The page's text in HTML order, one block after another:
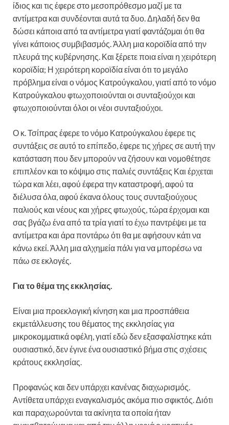
ίδιος και τις έφερε στο μεσοπρόθεσμο μαζί με τα
αντίμετρα και συνδέονται αυτά τα δυο. Δηλαδή δεν θα
δώσει κάποια από τα αντίμετρα γιατί φαντάζομαι ότι θα
γίνει κάποιος συμβιβασμός. Άλλη μια κοροϊδία από την
πλευρά της κυβέρνησης. Και ξέρετε ποια είναι η χειρότερη
κοροϊδία; Η χειρότερη κοροϊδία είναι ότι το μεγάλο
πρόβλημα είναι ο νόμος Κατρούγκαλου, γιατί από το νόμο
Κατρούγκαλου φτωχοποιούνται οι συνταξιούχοι και
φτωχοποιούνται όλοι οι νέοι συνταξιούχοι.
Ο κ. Τσίπρας έφερε το νόμο Κατρούγκαλου έφερε τις
συντάξεις σε αυτό το επίπεδο, έφερε τις χήρες σε αυτή την
κατάσταση που δεν μπορούν να ζήσουν και νομοθέτησε
επιπλέον και το κόψιμο στις παλιές συντάξεις Και έρχεται
τώρα και λέει, αφού έφερα την καταστροφή, αφού τα
διέλυσα όλα, αφού έκανα όλους τους συνταξιούχους
παλιούς και νέους και χήρες φτωχούς, τώρα έρχομαι και
σας βγάζω ένα από τα τρία γιατί το έχω παντρέψει με τα
αντίμετρα και άρα ποντάρω ότι θα με αφήσουν κάτι να
κάνω εκεί. Άλλη μια αλχημεία πάλι για να μπορέσω να
πάω σε εκλογές.
Για το θέμα της εκκλησίας.
Είναι μια προεκλογική κίνηση και μια προσπάθεια
εκμετάλλευσης του θέματος της εκκλησίας για
μικροκομματικά οφέλη, γιατί εδώ δεν εξασφαλίστηκε κάτι
ουσιαστικό, δεν έγινε ένα ουσιαστικό βήμα στις σχέσεις
κράτους εκκλησίας.
Προφανώς και δεν υπάρχει κανένας διαχωρισμός.
Αντίθετα υπάρχει εναγκαλισμός ακόμα πιο σφικτός. Διότι
και παραχωρούνται τα ακίνητα τα οποία ήταν